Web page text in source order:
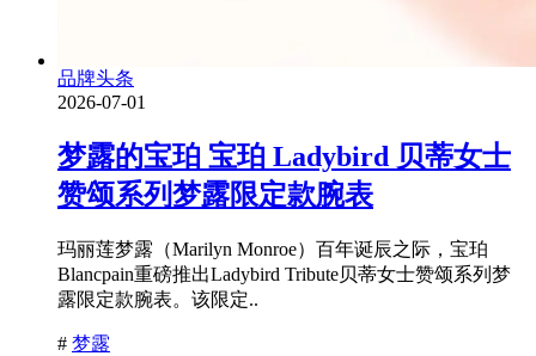
品牌头条
2026-07-01
梦露的宝珀 宝珀 Ladybird 贝蒂女士
赞颂系列梦露限定款腕表
玛丽莲梦露（Marilyn Monroe）百年诞辰之际，宝珀
Blancpain重磅推出Ladybird Tribute贝蒂女士赞颂系列梦
露限定款腕表。该限定..
# 梦露